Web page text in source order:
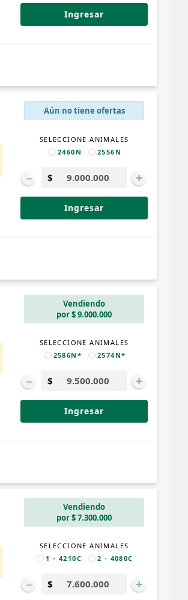
Ingresar
Aún no tiene ofertas
SELECCIONE ANIMALES
2460N
2556N
− +
Ingresar
Vendiendo
por $ 9.000.000
SELECCIONE ANIMALES
2586N*
2574N*
− +
Ingresar
Vendiendo
por $ 7.300.000
SELECCIONE ANIMALES
1 - 4210C
2 - 4080C
− +